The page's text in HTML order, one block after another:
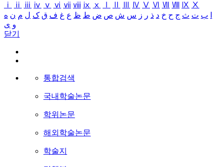
ⅰ
ⅱ ⅲ ⅳ ⅴ ⅵ ⅶ ⅷ ⅸ ⅹ Ⅳ Ⅴ Ⅵ Ⅶ Ⅷ Ⅸ Ⅹ
ب ت ث ج ح خ د ذ ر ز س ش ص ض ط ظ ع غ ف ق ک ل م ن ه
و ی
닫기
통합검색
국내학술논문
학위논문
해외학술논문
학술지